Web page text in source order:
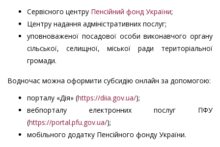
Сервісного центру Пенсійний фонд України;
Центру надання адміністративних послуг;
уповноваженої посадової особи виконавчого органу
сільської, селищної, міської ради територіальної
громади.
Водночас можна оформити субсидію онлайн за допомогою:
порталу «Дія» (https://diia.gov.ua/);
вебпорталу електронних послуг ПФУ
(https://portal.pfu.gov.ua/);
мобільного додатку Пенсійного фонду України.